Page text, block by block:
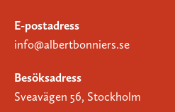
E-postadress
info@albertbonniers.se
Besöksadress
Sveavägen 56, Stockholm